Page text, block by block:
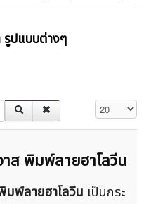
รูปแบบต่างๆ
แสดง #
ส พิมพ์ลายฮาโลวีน
มพ์ลายฮาโลวีน เป็นกระ